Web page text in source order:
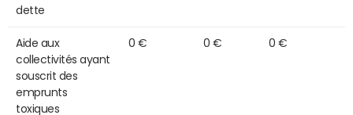
dette
Aide aux
collectivités ayant
souscrit des
emprunts
toxiques
0 € 0 € 0 €